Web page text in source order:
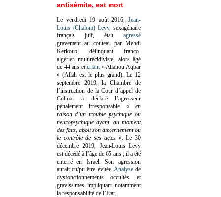
antisémite, est mort
Le vendredi 19 août 2016, Jean-
Louis (Chalom) Levy, sexagénaire
français juif, était agressé
gravement au couteau par Mehdi
Kerkoub, délinquant franco-
algérien multirécidiviste, alors âgé
de 44 ans etcriant « Allahou Aqbar
» (Allah est le plus grand). Le 12
septembre 2019, la Chambre de
l’instruction de la Cour d’appel de
Colmar a déclaré l’agresseur
pénalement irresponsable «en
raison d’un trouble psychique ou
neuropsychique ayant, au moment
des faits, aboli son discernement ou
le contrôle de ses actes». Le 30
décembre 2019, Jean-Louis Levy
est décédé à l’âge de 65 ans ; il a été
enterré en Israël. Son agression
aurait du/pu être évitée. Analysede
dysfonctionnements occultés et
gravissimes impliquant notamment
la responsabilité de l’Etat.